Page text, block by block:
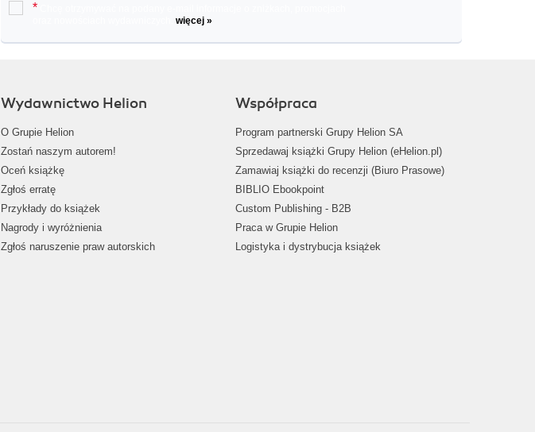
*
więcej »
Wydawnictwo Helion
O Grupie Helion
Zostań naszym autorem!
Oceń książkę
Zgłoś erratę
Przykłady do książek
Nagrody i wyróżnienia
Zgłoś naruszenie praw autorskich
Współpraca
Program partnerski Grupy Helion SA
Sprzedawaj książki Grupy Helion (eHelion.pl)
Zamawiaj książki do recenzji (Biuro Prasowe)
BIBLIO Ebookpoint
Custom Publishing - B2B
Praca w Grupie Helion
Logistyka i dystrybucja książek